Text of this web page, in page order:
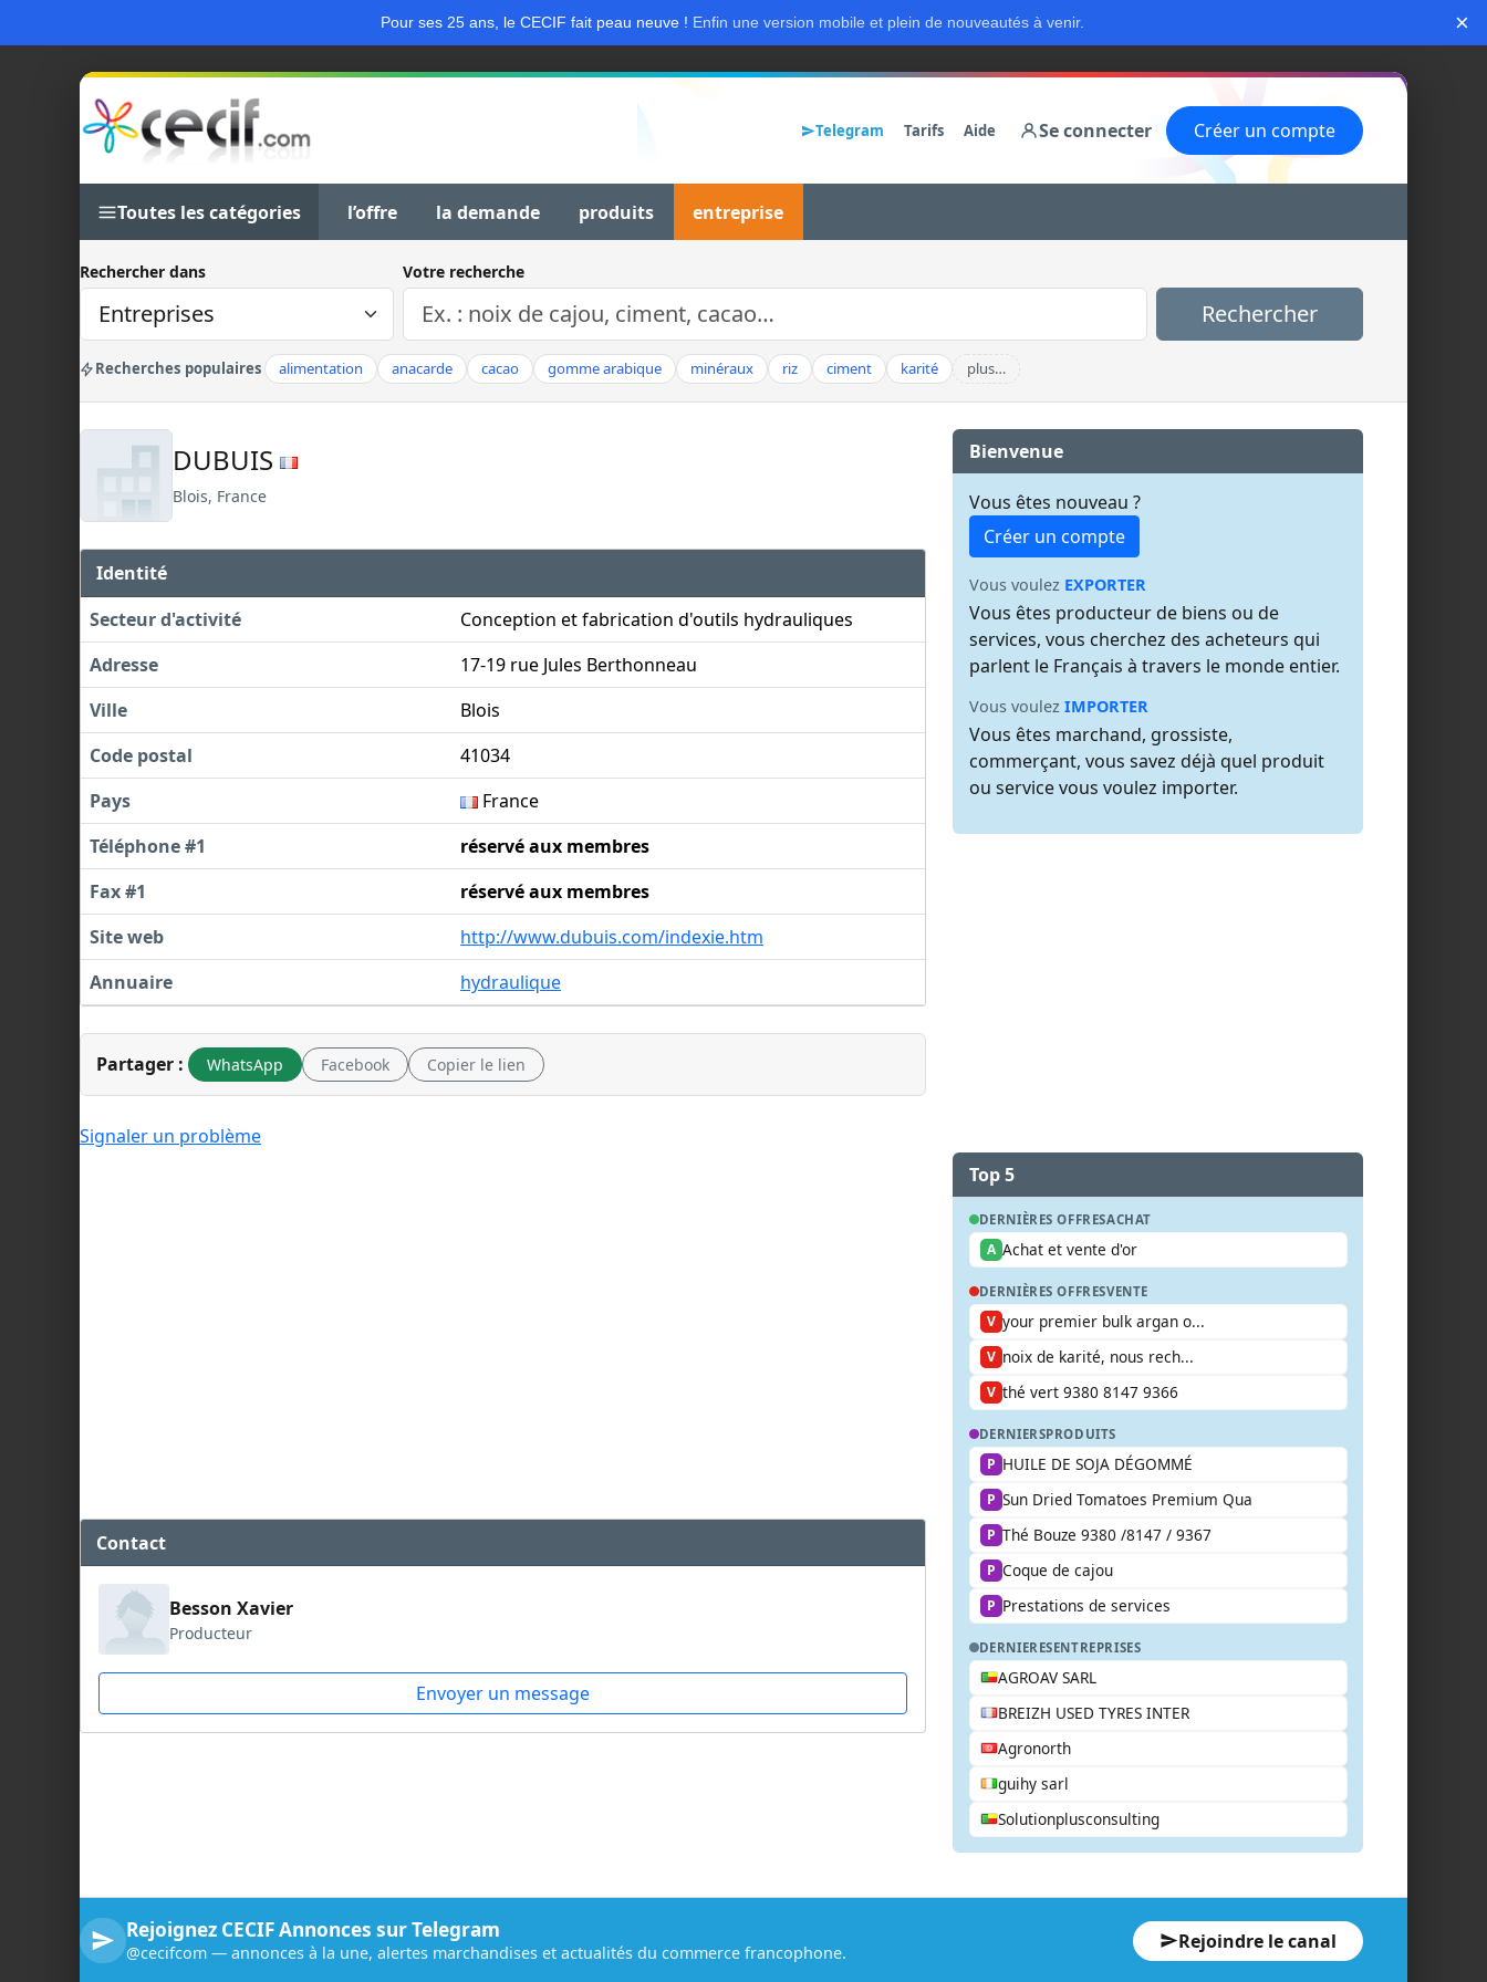
Pour ses 25 ans, le CECIF fait peau neuve ! Enfin une version mobile et plein de nouveautés à venir. ×
Telegram Tarifs Aide Se connecter Créer un compte
Toutes les catégories l’offre la demande produits entreprise
Rechercher dans Votre recherche
Rechercher
Recherches populaires alimentation anacarde cacao gomme arabique minéraux riz ciment karité plus…
DUBUIS
Blois, France
Identité
Secteur d'activité
Conception et fabrication d'outils hydrauliques
Adresse
17-19 rue Jules Berthonneau
Ville
Blois
Code postal
41034
Pays
France
Téléphone #1
réservé aux membres
Fax #1
réservé aux membres
Site web
http://www.dubuis.com/indexie.htm
Annuaire
hydraulique
Partager : WhatsApp Facebook Copier le lien
Signaler un problème
Contact
Besson Xavier
Producteur
Envoyer un message
Bienvenue
Vous êtes nouveau ?
Créer un compte
Vous voulez EXPORTER
Vous êtes producteur de biens ou de
services, vous cherchez des acheteurs qui
parlent le Français à travers le monde entier.
Vous voulez IMPORTER
Vous êtes marchand, grossiste,
commerçant, vous savez déjà quel produit
ou service vous voulez importer.
Top 5
DERNIÈRES OFFRESACHAT
A Achat et vente d'or
DERNIÈRES OFFRESVENTE
V your premier bulk argan o...
V noix de karité, nous rech...
V thé vert 9380 8147 9366
DERNIERSPRODUITS
P HUILE DE SOJA DÉGOMMÉ
P Sun Dried Tomatoes Premium Qua
P Thé Bouze 9380 /8147 / 9367
P Coque de cajou
P Prestations de services
DERNIERESENTREPRISES
AGROAV SARL
BREIZH USED TYRES INTER
Agronorth
guihy sarl
Solutionplusconsulting
Rejoignez CECIF Annonces sur Telegram
@cecifcom — annonces à la une, alertes marchandises et actualités du commerce francophone. Rejoindre le canal